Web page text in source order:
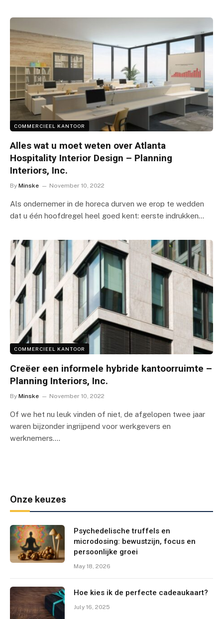
COMMERCIEEL KANTOOR
Alles wat u moet weten over Atlanta
Hospitality Interior Design – Planning
Interiors, Inc.
By Minske November 10, 2022
Als ondernemer in de horeca durven we erop te wedden
dat u één hoofdregel heel goed kent: eerste indrukken…
COMMERCIEEL KANTOOR
Creëer een informele hybride kantoorruimte –
Planning Interiors, Inc.
By Minske November 10, 2022
Of we het nu leuk vinden of niet, de afgelopen twee jaar
waren bijzonder ingrijpend voor werkgevers en
werknemers.…
Onze keuzes
Psychedelische truffels en
microdosing: bewustzijn, focus en
persoonlijke groei
May 18, 2026
Hoe kies ik de perfecte cadeaukaart?
July 16, 2025